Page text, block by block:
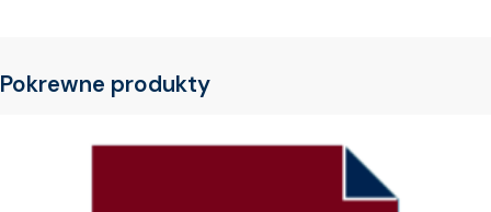
Pokrewne produkty